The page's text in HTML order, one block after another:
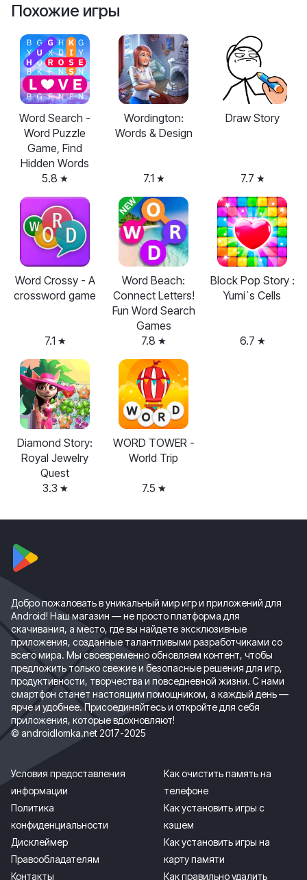
Похожие игры
Word Search -
Word Puzzle
Game, Find
Hidden Words
5.8
Wordington:
Words & Design
7.1
Draw Story
7.7
Word Crossy - A
crossword game
7.1
Word Beach:
Connect Letters!
Fun Word Search
Games
7.8
Block Pop Story :
Yumi`s Cells
6.7
Diamond Story:
Royal Jewelry
Quest
3.3
WORD TOWER -
World Trip
7.5
Добро пожаловать в уникальный мир игр и приложений для
Android! Наш магазин — не просто платформа для
скачивания, а место, где вы найдете эксклюзивные
приложения, созданные талантливыми разработчиками со
всего мира. Мы своевременно обновляем контент, чтобы
предложить только свежие и безопасные решения для игр,
продуктивности, творчества и повседневной жизни. С нами
смартфон станет настоящим помощником, а каждый день —
ярче и удобнее. Присоединяйтесь и откройте для себя
приложения, которые вдохновляют!
© androidlomka.net 2017-2025
Условия предоставления
информации
Политика
конфиденциальности
Дисклеймер
Правообладателям
Контакты
Как очистить память на
телефоне
Как установить игры с
кэшем
Как установить игры на
карту памяти
Как правильно удалить